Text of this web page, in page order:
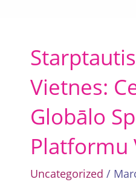
Vietnes:
Globālo
Platformu
Uncategorized /